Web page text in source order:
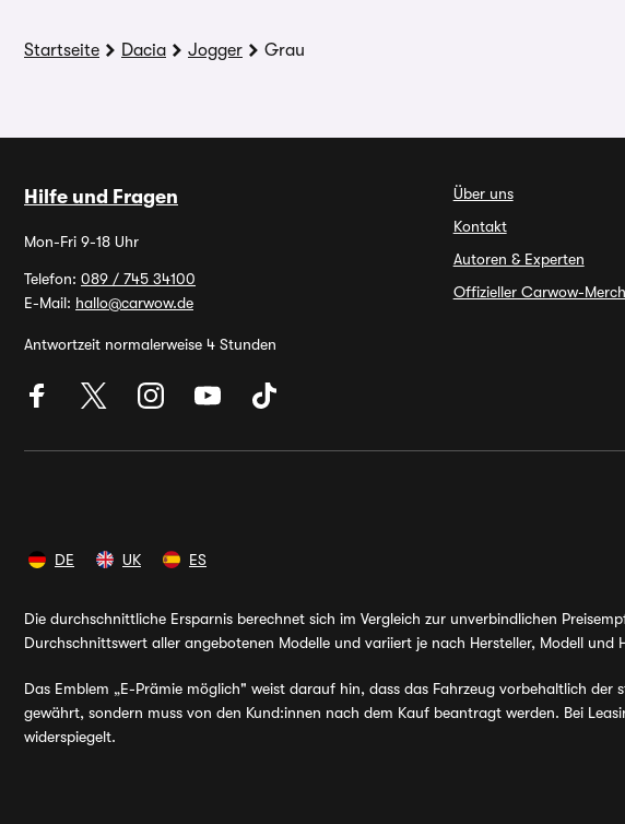
Startseite Dacia Jogger Grau
Hilfe und Fragen
Mon-Fri 9-18 Uhr
Telefon: 089 / 745 34100
E-Mail: hallo@carwow.de
Antwortzeit normalerweise 4 Stunden
Über uns
Kontakt
Autoren & Experten
Offizieller Carwow-
DE UK ES
Die durchschnittliche Ersparnis berechnet sich im Vergleich zur unverbindlichen
Durchschnittswert aller angebotenen Modelle und variiert je nach Hersteller, Modell und
Das Emblem „E-Prämie möglich" weist darauf hin, dass das Fahrzeug vorbehaltlich
gewährt, sondern muss von den Kund:innen nach dem Kauf beantragt werden. Bei
widerspiegelt.